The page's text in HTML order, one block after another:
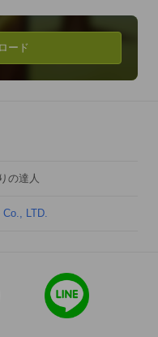
ード
の達人
LTD.